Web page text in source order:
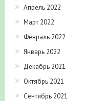
Апрель 2022
Март 2022
Февраль 2022
Январь 2022
Декабрь 2021
Октябрь 2021
Сентябрь 2021